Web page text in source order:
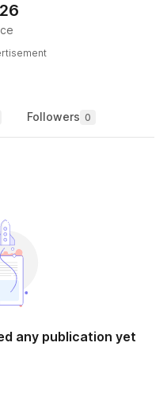
Followers 0
any publication yet